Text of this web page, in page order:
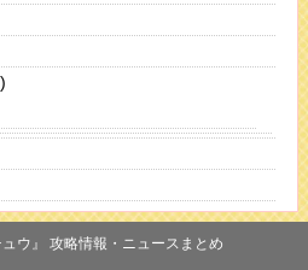
ウ』 攻略情報・ニュースまとめ